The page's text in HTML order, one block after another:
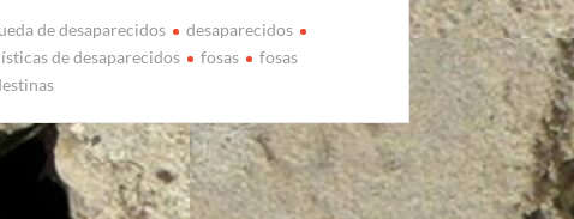
de desaparecidos
desaparecidos
de desaparecidos
fosas
fosas